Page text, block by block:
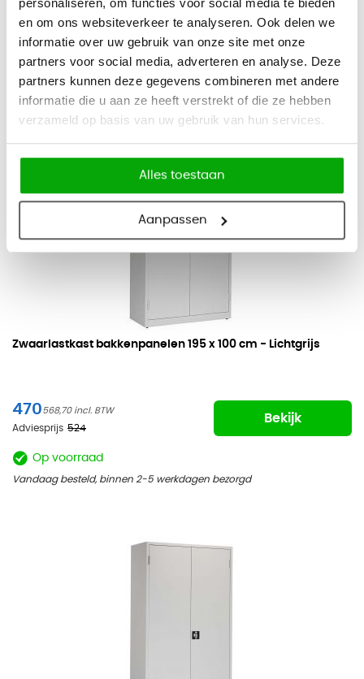
personaliseren, om functies voor social media te bieden
en om ons websiteverkeer te analyseren. Ook delen we
informatie over uw gebruik van onze site met onze
partners voor social media, adverteren en analyse. Deze
partners kunnen deze gegevens combineren met andere
informatie die u aan ze heeft verstrekt of die ze hebben
verzameld op basis van uw gebruik van hun services.
Alles toestaan
Aanpassen
550,55
Bekijk
Op voorraad
Zwaarlastkast bakkenpanelen 195 x 100 cm - Lichtgrijs
470568,70
Adviesprijs 524
Bekijk
Op voorraad
Vandaag besteld, binnen 2-5 werkdagen bezorgd